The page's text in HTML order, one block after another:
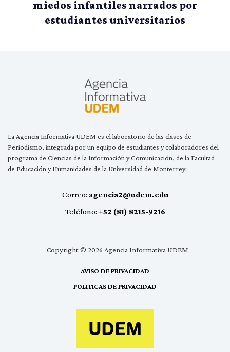
miedos infantiles narrados por
estudiantes universitarios
La Agencia Informativa UDEM es el laboratorio de las clases de
Periodismo, integrada por un equipo de estudiantes y colaboradores del
programa de Ciencias de la Información y Comunicación, de la Facultad
de Educación y Humanidades de la Universidad de Monterrey.
Correo: agencia2@udem.edu
Teléfono: +52 (81) 8215-9216
Copyright © 2026 Agencia Informativa UDEM
AVISO DE PRIVACIDAD
POLITICAS DE PRIVACIDAD